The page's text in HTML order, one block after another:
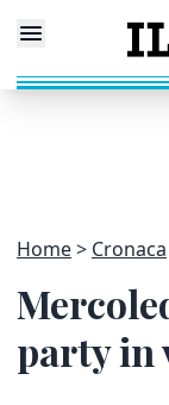
Home Cronaca
party in